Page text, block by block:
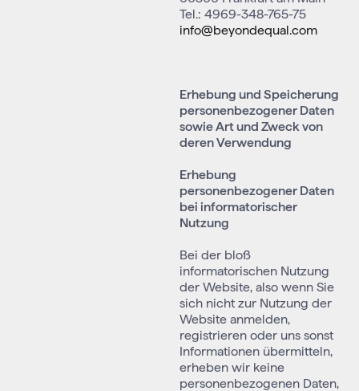
Tel.: 4969-348-765-75
info@beyondequal.com
Erhebung und Speicherung
personenbezogener Daten
sowie Art und Zweck von
deren Verwendung
Erhebung
personenbezogener Daten
bei informatorischer
Nutzung
Bei der bloß
informatorischen Nutzung
der Website, also wenn Sie
sich nicht zur Nutzung der
Website anmelden,
registrieren oder uns sonst
Informationen übermitteln,
erheben wir keine
personenbezogenen Daten,